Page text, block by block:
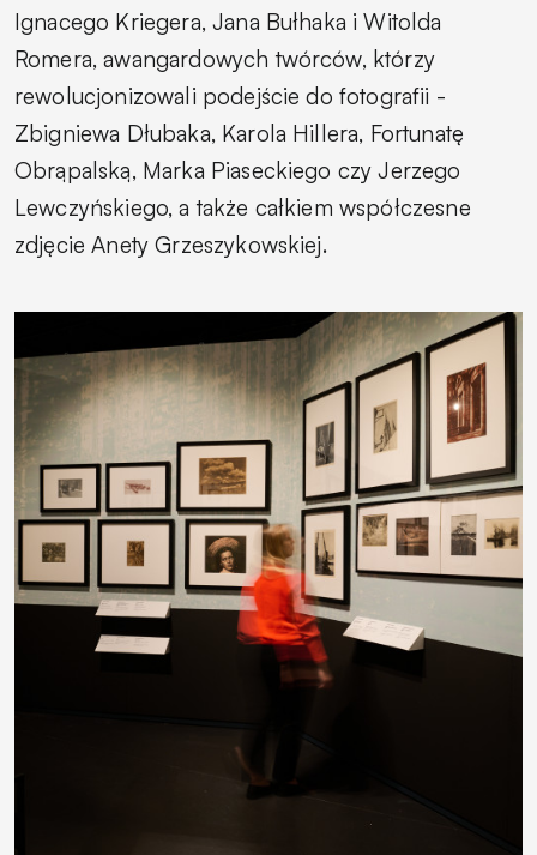
Ignacego Kriegera, Jana Bułhaka i Witolda
Romera, awangardowych twórców, którzy
rewolucjonizowali podejście do fotografii -
Zbigniewa Dłubaka, Karola Hillera, Fortunatę
Obrąpalską, Marka Piaseckiego czy Jerzego
Lewczyńskiego, a także całkiem współczesne
zdjęcie Anety Grzeszykowskiej.